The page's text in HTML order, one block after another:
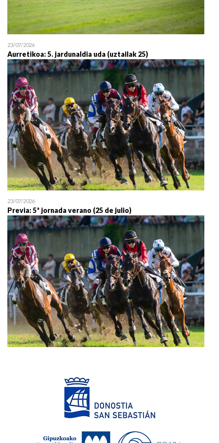
23/07/2026
Aurretikoa: 5. jardunaldia uda (uztailak 25)
23/07/2026
Previa: 5ª jornada verano (25 de julio)